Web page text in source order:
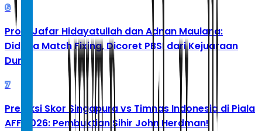
6
Profil Jafar Hidayatullah dan Adnan Maulana:
Diduga Match Fixing, Dicoret PBSI dari Kejuaraan
Dunia
7
Prediksi Skor Singapura vs Timnas Indonesia di Piala
AFF 2026: Pembuktian Sihir John Herdman!